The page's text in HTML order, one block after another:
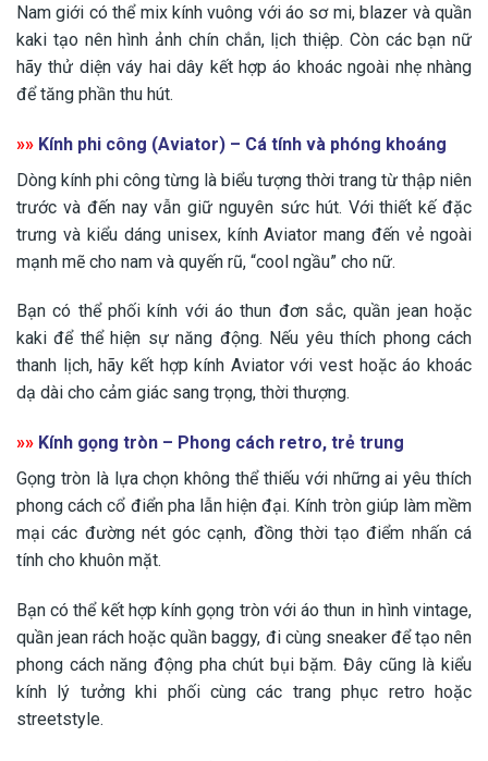
Nam giới có thể mix kính vuông với áo sơ mi, blazer và quần
kaki tạo nên hình ảnh chín chắn, lịch thiệp. Còn các bạn nữ
hãy thử diện váy hai dây kết hợp áo khoác ngoài nhẹ nhàng
để tăng phần thu hút.
»» Kính phi công (Aviator) – Cá tính và phóng khoáng
Dòng kính phi công từng là biểu tượng thời trang từ thập niên
trước và đến nay vẫn giữ nguyên sức hút. Với thiết kế đặc
trưng và kiểu dáng unisex, kính Aviator mang đến vẻ ngoài
mạnh mẽ cho nam và quyến rũ, “cool ngầu” cho nữ.
Bạn có thể phối kính với áo thun đơn sắc, quần jean hoặc
kaki để thể hiện sự năng động. Nếu yêu thích phong cách
thanh lịch, hãy kết hợp kính Aviator với vest hoặc áo khoác
dạ dài cho cảm giác sang trọng, thời thượng.
»» Kính gọng tròn – Phong cách retro, trẻ trung
Gọng tròn là lựa chọn không thể thiếu với những ai yêu thích
phong cách cổ điển pha lẫn hiện đại. Kính tròn giúp làm mềm
mại các đường nét góc cạnh, đồng thời tạo điểm nhấn cá
tính cho khuôn mặt.
Bạn có thể kết hợp kính gọng tròn với áo thun in hình vintage,
quần jean rách hoặc quần baggy, đi cùng sneaker để tạo nên
phong cách năng động pha chút bụi bặm. Đây cũng là kiểu
kính lý tưởng khi phối cùng các trang phục retro hoặc
streetstyle.